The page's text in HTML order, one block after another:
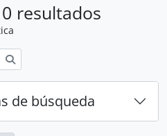
resultados
de búsqueda